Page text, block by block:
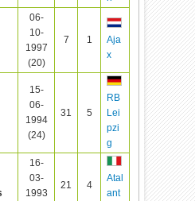
06-
10-
1997
(20)
7 1
Aja
x
15-
06-
1994
(24)
31 5
RB
Lei
pzi
g
16-
03-
1993
21 4
Atal
ant